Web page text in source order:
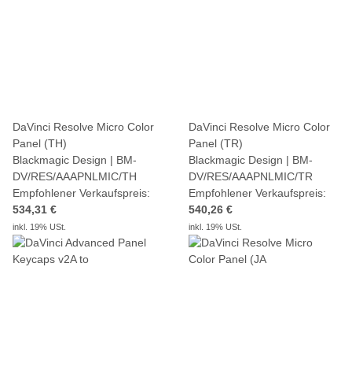
DaVinci Resolve Micro Color
Panel (TH)
Blackmagic Design | BM-
DV/RES/AAAPNLMIC/TH
Empfohlener Verkaufspreis:
534,31 €
inkl. 19% USt.
DaVinci Resolve Micro Color
Panel (TR)
Blackmagic Design | BM-
DV/RES/AAAPNLMIC/TR
Empfohlener Verkaufspreis:
540,26 €
inkl. 19% USt.